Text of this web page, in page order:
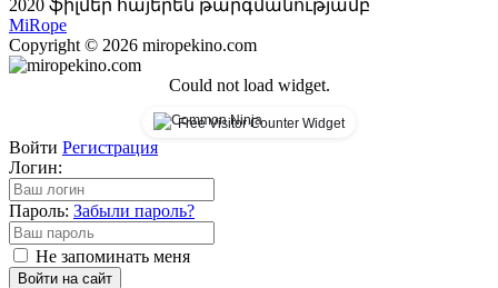
2020 ֆիլմեր հայերեն թարգմանությամբ
MiRope
Copyright © 2026 miropekino.com
Could not load widget.
Free Visitor Counter Widget
Войти Регистрация
Логин:
Пароль: Забыли пароль?
Не запоминать меня
Войти на сайт